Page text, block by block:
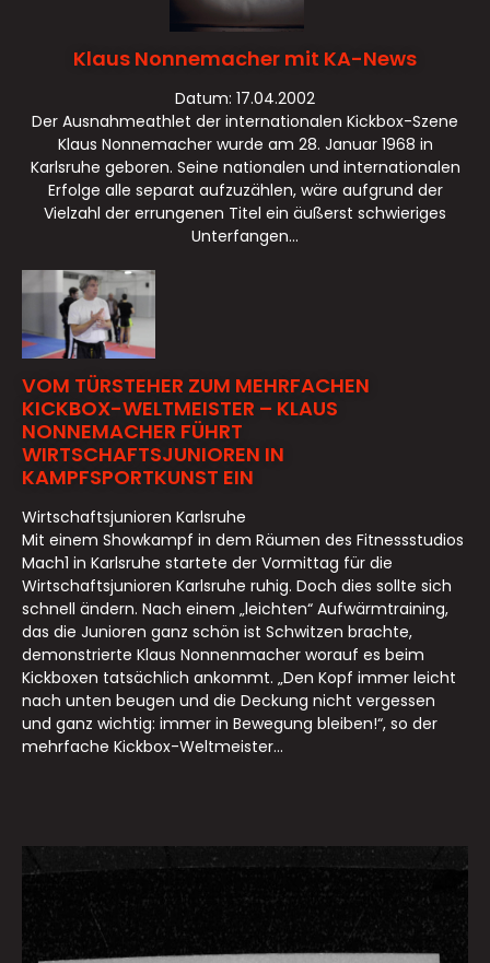
Klaus Nonnemacher mit KA-News
Datum: 17.04.2002
Der Ausnahmeathlet der internationalen Kickbox-Szene
Klaus Nonnemacher wurde am 28. Januar 1968 in
Karlsruhe geboren. Seine nationalen und internationalen
Erfolge alle separat aufzuzählen, wäre aufgrund der
Vielzahl der errungenen Titel ein äußerst schwieriges
Unterfangen...
VOM TÜRSTEHER ZUM MEHRFACHEN
KICKBOX-WELTMEISTER – KLAUS
NONNEMACHER FÜHRT
WIRTSCHAFTSJUNIOREN IN
KAMPFSPORTKUNST EIN
Wirtschaftsjunioren Karlsruhe
Mit einem Showkampf in dem Räumen des Fitnessstudios
Mach1 in Karlsruhe startete der Vormittag für die
Wirtschaftsjunioren Karlsruhe ruhig. Doch dies sollte sich
schnell ändern. Nach einem „leichten“ Aufwärmtraining,
das die Junioren ganz schön ist Schwitzen brachte,
demonstrierte Klaus Nonnenmacher worauf es beim
Kickboxen tatsächlich ankommt. „Den Kopf immer leicht
nach unten beugen und die Deckung nicht vergessen
und ganz wichtig: immer in Bewegung bleiben!“, so der
mehrfache Kickbox-Weltmeister...